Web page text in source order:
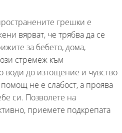
грешки е
вярват, че трябва да се
за бебето, дома,
стремеж към
води до изтощение и чувство
не е слабост, а проява
си. Позволете на
приемете подкрепата